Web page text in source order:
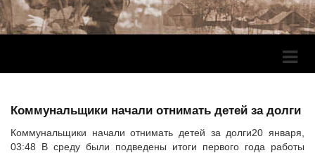
Коммунальщики начали отнимать детей за долги
Коммунальщики начали отнимать детей за долги20 января,
03:48 В среду были подведены итоги первого года работы